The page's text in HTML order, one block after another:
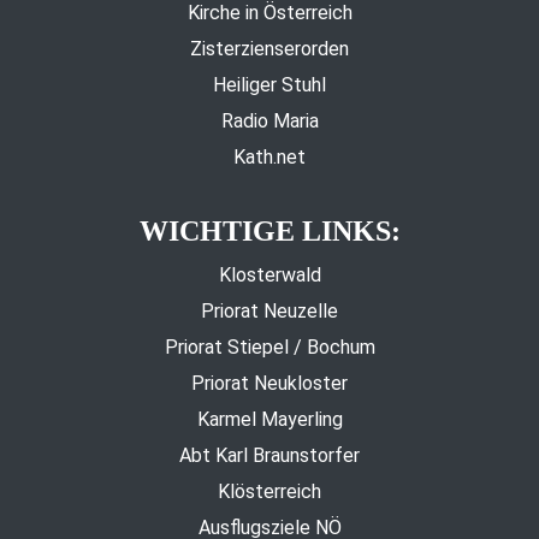
Kirche in Österreich
Zisterzienserorden
Heiliger Stuhl
Radio Maria
Kath.net
WICHTIGE LINKS:
Klosterwald
Priorat Neuzelle
Priorat Stiepel / Bochum
Priorat Neukloster
Karmel Mayerling
Abt Karl Braunstorfer
Klösterreich
Ausflugsziele NÖ